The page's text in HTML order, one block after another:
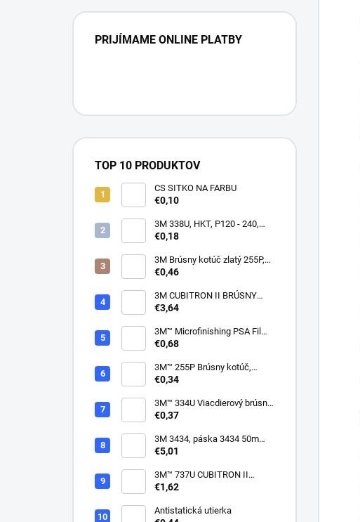
PRIJÍMAME ONLINE PLATBY
TOP 10 PRODUKTOV
CS SITKO NA FARBU
€0,10
3M 338U, HKT, P120 - 240,
150mm
€0,18
3M Brúsny kotúč zlatý 255P,
suchý zips, 15 dier, v
150 mm
€0,46
3M CUBITRON II BRÚSNY
PÁSIK, 10 X 330 MM
€3,64
3M™ Microfinishing PSA Film
Disc 268L, 9 Mic 3MIL, 37 mm
€0,68
3M™ 255P Brúsny kotúč,
suchý zips, bez dier, 75mm
€0,34
3M™ 334U Viacdierový brúsny
kotúč Purple 75mm
€0,37
3M 3434, páska 3434 50m
modrá
€5,01
3M™ 737U CUBITRON II
VIACDIEROVÝ BRÚSNY
396 MM
€1,62
Antistatická utierka